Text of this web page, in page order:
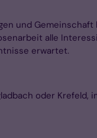
und
alle
erwartet.
oder Krefeld,